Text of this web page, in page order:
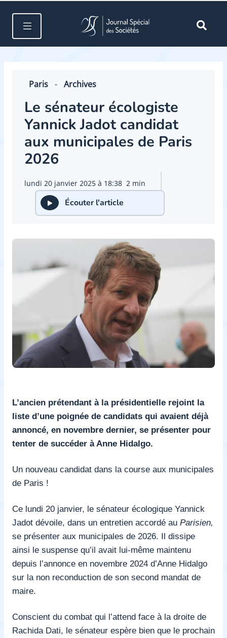
Paris - Archives
Le sénateur écologiste
Yannick Jadot candidat
aux municipales de Paris
2026
lundi 20 janvier 2025 à 18:38 2 min
Écouter l'article
L’ancien prétendant à la présidentielle rejoint la
liste d’une poignée de candidats qui avaient déjà
annoncé, en novembre dernier, se présenter pour
tenter de succéder à Anne Hidalgo.
Un nouveau candidat dans la course aux municipales
de Paris !
Ce lundi 20 janvier, le sénateur écologique Yannick
Jadot dévoile, dans un entretien accordé au Parisien,
se présenter aux municipales de 2026. Il dissipe
ainsi le suspense qu’il avait lui-même maintenu
depuis l’annonce en novembre 2024 d’Anne Hidalgo
sur la non reconduction de son second mandat de
maire.
Conscient du combat qui l’attend face à la droite de
Rachida Dati, le sénateur espère bien que le prochain